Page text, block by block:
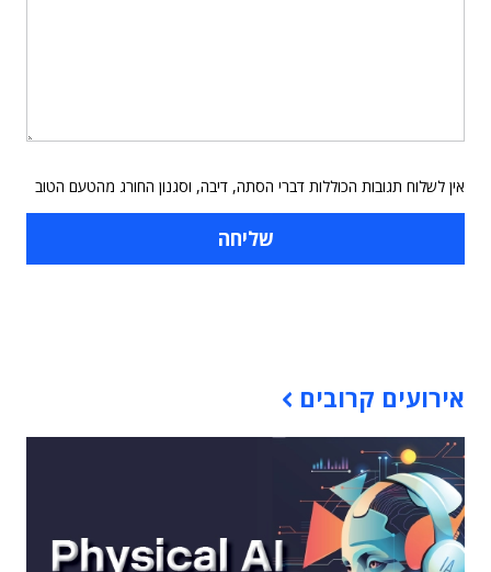
אין לשלוח תגובות הכוללות דברי הסתה, דיבה, וסגנון החורג מהטעם הטוב
אירועים קרובים